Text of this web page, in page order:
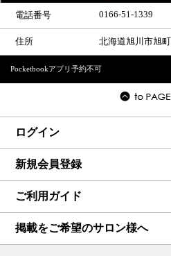
電話番号 0166-51-1339
住所 北海道旭川市旭
Pocketbookアプリ予約不可
ログイン
新規会員登録
ご利用ガイド
掲載をご希望のサロン様へ